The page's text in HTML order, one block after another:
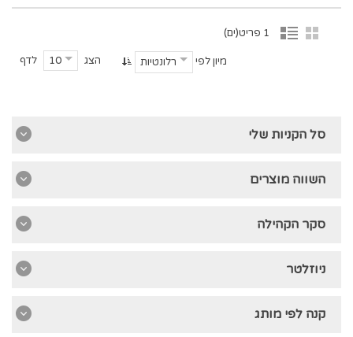
1 פריט(ים)
הצג 10 לדף מיון לפי רלונטיות
סל הקניות שלי
השווה מוצרים
סקר הקהילה
ניוזלטר
קנה לפי מותג